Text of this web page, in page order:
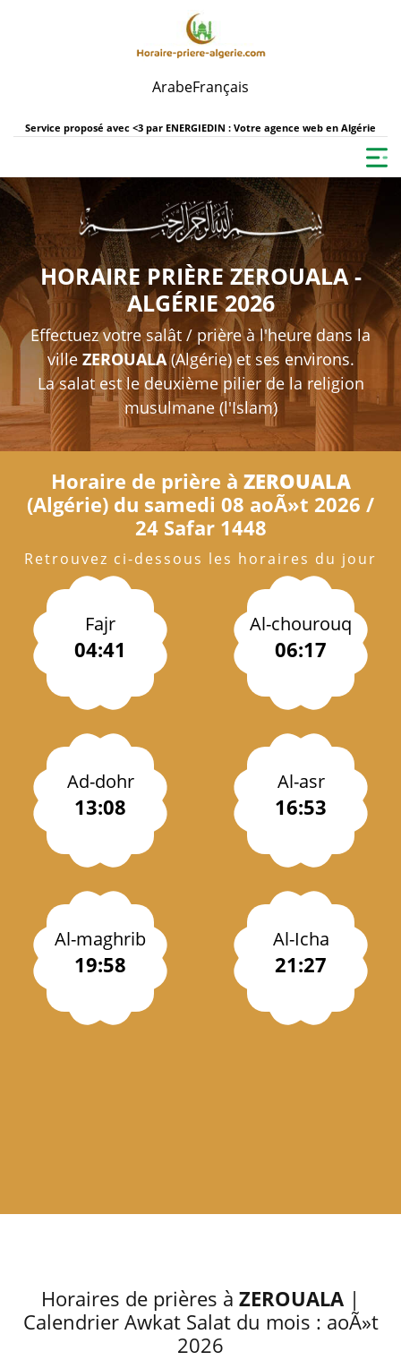
ArabeFrançais
Service proposé avec <3 par ENERGIEDIN : Votre agence web en Algérie
HORAIRE PRIÈRE ZEROUALA -
ALGÉRIE 2026
Effectuez votre salât / prière à l'heure dans la
ville ZEROUALA(Algérie) et ses environs.
La salat est le deuxième pilier de la religion
musulmane (l'Islam)
Horaire de prière à ZEROUALA
(Algérie) du samedi 08 aoÃ»t 2026 /
24 Safar 1448
Retrouvez ci-dessous les horaires du jour
Fajr
04:41
Al-chourouq
06:17
Ad-dohr
13:08
Al-asr
16:53
Al-maghrib
19:58
Al-Icha
21:27
Horaires de prières à ZEROUALA |
Calendrier Awkat Salat du mois : aoÃ»t
2026